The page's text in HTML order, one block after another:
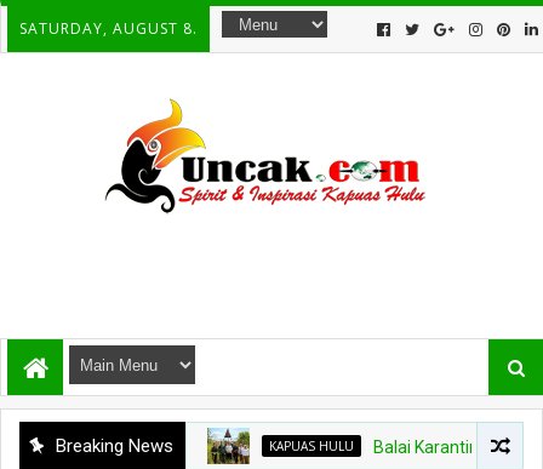
SATURDAY, AUGUST 8.
Breaking News KAPUAS HULU Balai Karantina Kalbar